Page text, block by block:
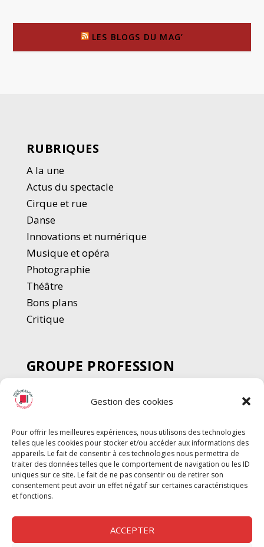
Gestion des cookies
Pour offrir les meilleures expériences, nous utilisons des technologies
telles que les cookies pour stocker et/ou accéder aux informations des
appareils. Le fait de consentir à ces technologies nous permettra de
traiter des données telles que le comportement de navigation ou les ID
uniques sur ce site. Le fait de ne pas consentir ou de retirer son
consentement peut avoir un effet négatif sur certaines caractéristiques
et fonctions.
ACCEPTER
LES BLOGS DU MAG’
RUBRIQUES
A la une
Actus du spectacle
Cirque et rue
Danse
Innovations et numérique
Musique et opéra
Photographie
Théâtre
Bons plans
Critique
GROUPE PROFESSION
SPECTACLE
Chèque Intermittents
Chèque Compta
Chèque Emploi Spectacle
G-Pods
Profession Audio-visuel